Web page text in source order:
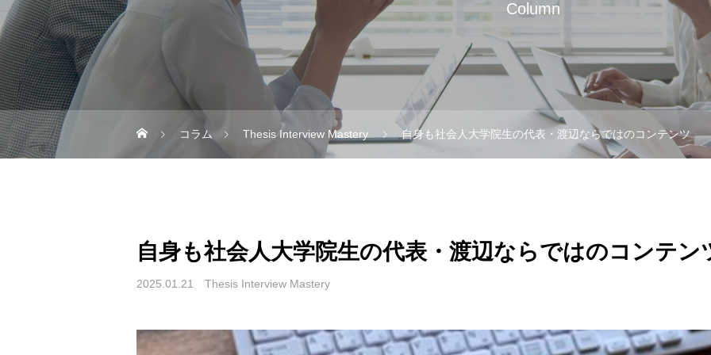
Column
コラム Thesis Interview Mastery 自身も社会人大学院生の代表・渡辺ならではのコンテンツ
自身も社会人大学院生の代表・渡辺ならではのコンテン
2025.01.21 Thesis Interview Mastery